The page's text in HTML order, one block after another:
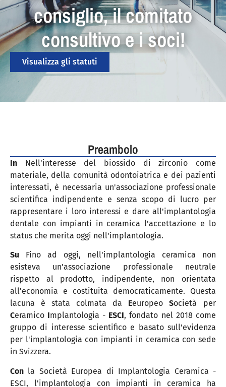
consiglio, il comitato
consultivo e i soci!
Visualizza gli statuti
Preambolo
In Nell'interesse del biossido di zirconio come
materiale, della comunità odontoiatrica e dei pazienti
interessati, è necessaria un'associazione professionale
scientifica indipendente e senza scopo di lucro per
rappresentare i loro interessi e dare all'implantologia
dentale con impianti in ceramica l'accettazione e lo
status che merita oggi nell'implantologia.
Su Fino ad oggi, nell'implantologia ceramica non
esisteva un'associazione professionale neutrale
rispetto al prodotto, indipendente, non orientata
all'economia e costituita democraticamente. Questa
lacuna è stata colmata da Eeuropeo Società per
Ceramico Implantologia - ESCI, fondato nel 2018 come
gruppo di interesse scientifico e basato sull'evidenza
per l'implantologia con impianti in ceramica con sede
in Svizzera.
Con la Società Europea di Implantologia Ceramica -
ESCI, l'implantologia con impianti in ceramica ha